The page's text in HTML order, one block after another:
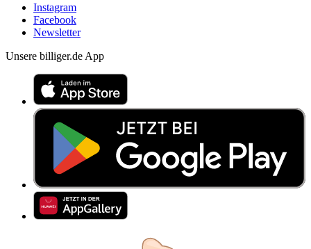
Instagram
Facebook
Newsletter
Unsere billiger.de App